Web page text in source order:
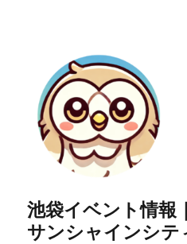
池袋イベント情報
サンシャインシテ